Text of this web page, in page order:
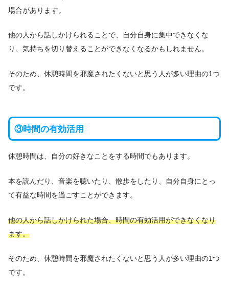
場合があります。
他の人から話しかけられることで、自分自身に集中できなくな
り、気持ちを切り替えることができなくなるかもしれません。
そのため、休憩時間を邪魔されたくないと思う人が多い理由の1つ
です。
③時間の有効活用
休憩時間は、自分の好きなことをする時間でもあります。
本を読んだり、音楽を聴いたり、散歩をしたり、自分自身にとっ
て有益な時間を過ごすことができます。
他の人から話しかけられた場合、時間の有効活用ができなくなり
ます。
そのため、休憩時間を邪魔されたくないと思う人が多い理由の1つ
です。